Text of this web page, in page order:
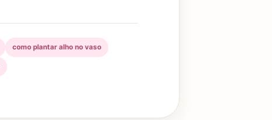
como plantar alho no vaso